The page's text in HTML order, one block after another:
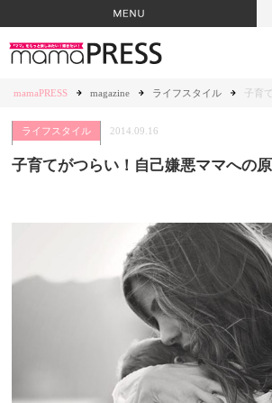
mamaPRESS magazine ライフスタイル 子育
ライフスタイル 2014.09.16
子育てがつらい！自己嫌悪ママへの